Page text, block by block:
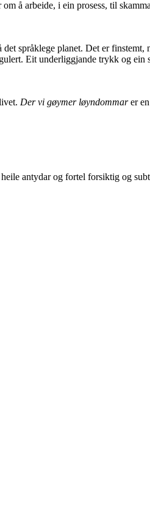
å arbeide, i ein prosess, til
språklege planet. Det er finstemt,
Eit underliggjande trykk og ein
Der vi gøymer løyndommarer en
antydar og fortel forsiktig og